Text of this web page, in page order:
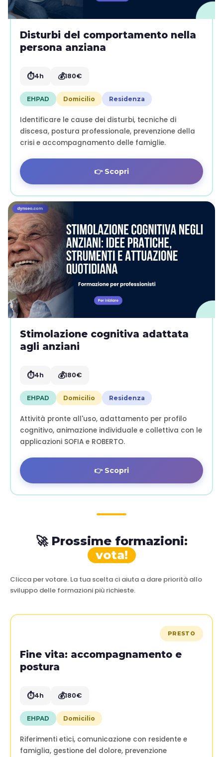
Disturbi del comportamento nella
persona anziana
⏱️4h 💰180€
EHPAD Domicilio Residenza
Identificare le cause dei disturbi, tecniche di
discesa, postura professionale, prevenzione della
crisi e accompagnamento delle famiglie.
👉 Scopri
Stimolazione cognitiva adattata
agli anziani
⏱️4h 💰180€
EHPAD Domicilio Residenza
Attività pronte all'uso, adattamento per profilo
cognitivo, animazione individuale e collettiva con le
applicazioni SOFIA e ROBERTO.
👉 Scopri
🚀 Prossime formazioni:
vota!
Clicca per votare. La tua scelta ci aiuta a dare priorità allo
sviluppo delle formazioni più richieste.
PRESTO
Fine vita: accompagnamento e
postura
⏱️4h 💰180€
EHPAD Domicilio
Riferimenti etici, comunicazione con residente e
famiglia, gestione del dolore, prevenzione